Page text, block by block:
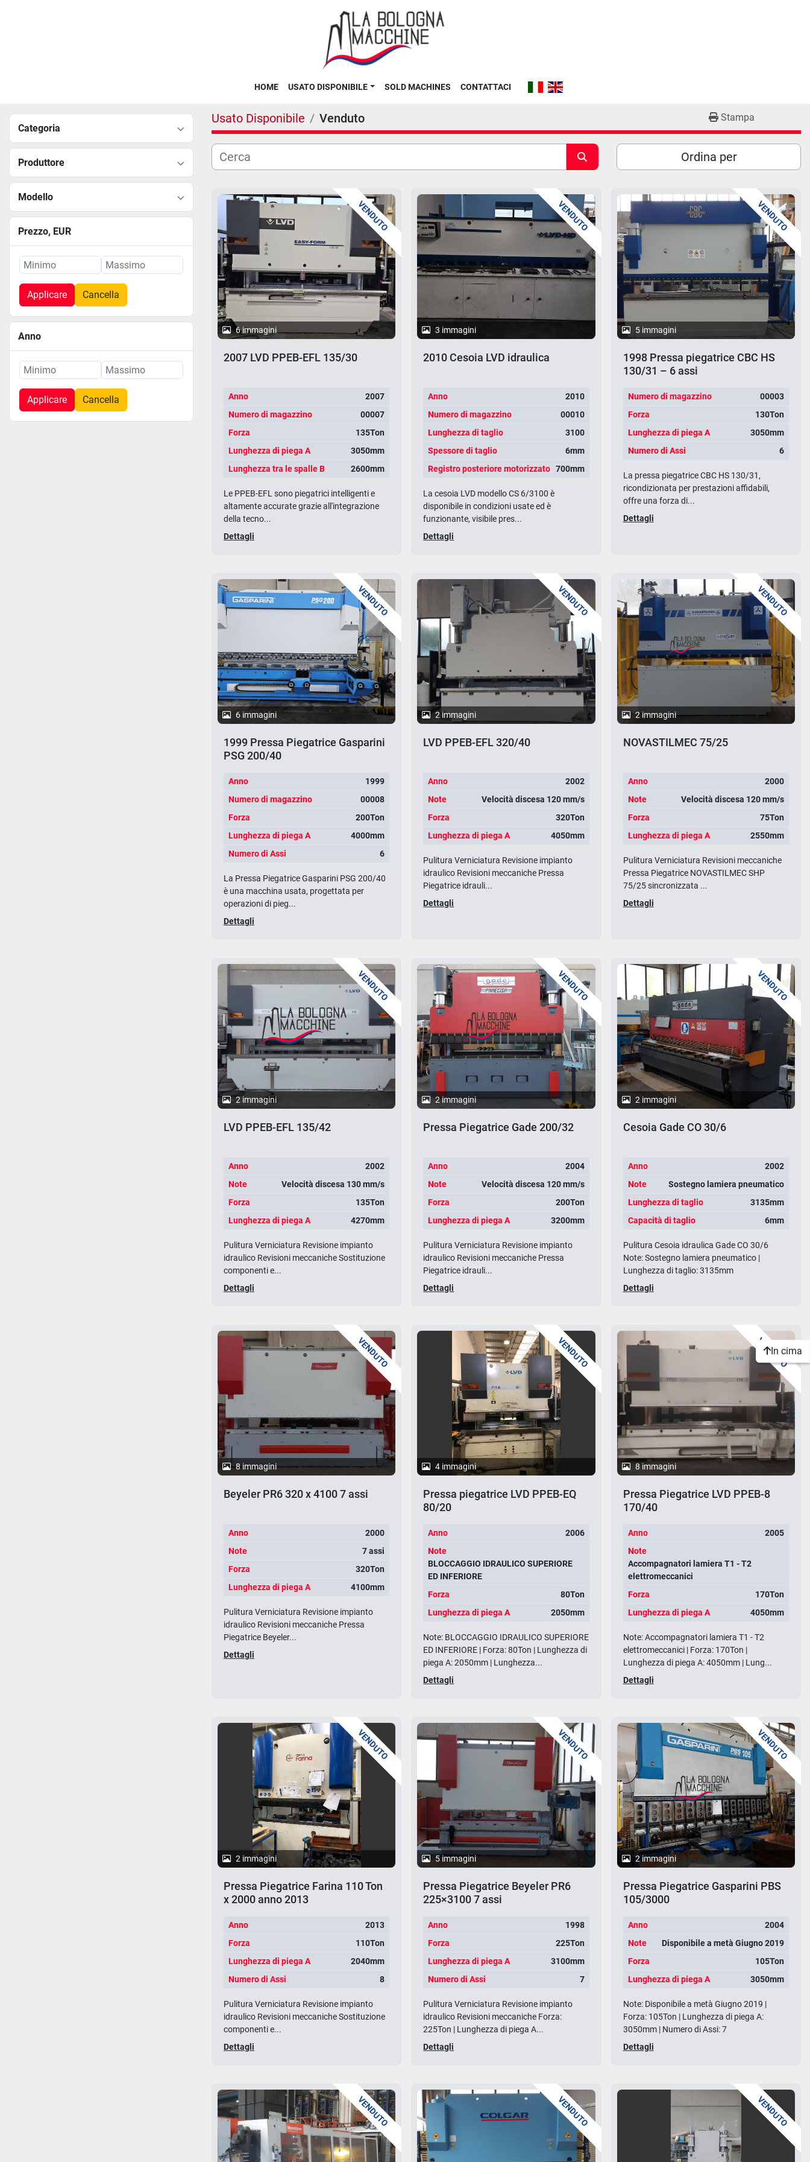
HOME USATO DISPONIBILE SOLD MACHINES CONTATTACI
Categoria
Produttore
Modello
Prezzo, EUR
Applicare Cancella
Anno
Applicare Cancella
Usato Disponibile Venduto Stampa
Ordina per
VENDUTO
6 immagini
2007 LVD PPEB-EFL 135/30
Anno
2007
Numero di magazzino
00007
Forza
135Ton
Lunghezza di piega A
3050mm
Lunghezza tra le spalle B
2600mm
Le PPEB-EFL sono piegatrici intelligenti e
altamente accurate grazie all'integrazione
della tecno...
Dettagli
VENDUTO
3 immagini
2010 Cesoia LVD idraulica
Anno
2010
Numero di magazzino
00010
Lunghezza di taglio
3100
Spessore di taglio
6mm
Registro posteriore motorizzato 700mm
La cesoia LVD modello CS 6/3100 è
disponibile in condizioni usate ed è
funzionante, visibile pres...
Dettagli
VENDUTO
5 immagini
1998 Pressa piegatrice CBC HS
130/31 – 6 assi
Numero di magazzino
00003
Forza
130Ton
Lunghezza di piega A
3050mm
Numero di Assi
6
La pressa piegatrice CBC HS 130/31,
ricondizionata per prestazioni affidabili,
offre una forza di...
Dettagli
VENDUTO
6 immagini
1999 Pressa Piegatrice Gasparini
PSG 200/40
Anno
1999
Numero di magazzino
00008
Forza
200Ton
Lunghezza di piega A
4000mm
Numero di Assi
6
La Pressa Piegatrice Gasparini PSG 200/40
è una macchina usata, progettata per
operazioni di pieg...
Dettagli
VENDUTO
2 immagini
LVD PPEB-EFL 320/40
Anno
2002
Note
Velocità discesa 120 mm/s
Forza
320Ton
Lunghezza di piega A
4050mm
Pulitura Verniciatura Revisione impianto
idraulico Revisioni meccaniche Pressa
Piegatrice idrauli...
Dettagli
VENDUTO
2 immagini
NOVASTILMEC 75/25
Anno
2000
Note
Velocità discesa 120 mm/s
Forza
75Ton
Lunghezza di piega A
2550mm
Pulitura Verniciatura Revisioni meccaniche
Pressa Piegatrice NOVASTILMEC SHP
75/25 sincronizzata ...
Dettagli
VENDUTO
2 immagini
LVD PPEB-EFL 135/42
Anno
2002
Note
Velocità discesa 130 mm/s
Forza
135Ton
Lunghezza di piega A
4270mm
Pulitura Verniciatura Revisione impianto
idraulico Revisioni meccaniche Sostituzione
componenti e...
Dettagli
VENDUTO
2 immagini
Pressa Piegatrice Gade 200/32
Anno
2004
Note
Velocità discesa 120 mm/s
Forza
200Ton
Lunghezza di piega A
3200mm
Pulitura Verniciatura Revisione impianto
idraulico Revisioni meccaniche Pressa
Piegatrice idrauli...
Dettagli
VENDUTO
2 immagini
Cesoia Gade CO 30/6
Anno
2002
Note
Sostegno lamiera pneumatico
Lunghezza di taglio
3135mm
Capacità di taglio
6mm
Pulitura Cesoia idraulica Gade CO 30/6
Note: Sostegno lamiera pneumatico |
Lunghezza di taglio: 3135mm
Dettagli
VENDUTO
8 immagini
Beyeler PR6 320 x 4100 7 assi
Anno
2000
Note
7 assi
Forza
320Ton
Lunghezza di piega A
4100mm
Pulitura Verniciatura Revisione impianto
idraulico Revisioni meccaniche Pressa
Piegatrice Beyeler...
Dettagli
VENDUTO
4 immagini
Pressa piegatrice LVD PPEB-EQ
80/20
Anno
2006
Note
BLOCCAGGIO IDRAULICO SUPERIORE
ED INFERIORE
Forza
80Ton
Lunghezza di piega A
2050mm
Note: BLOCCAGGIO IDRAULICO SUPERIORE
ED INFERIORE | Forza: 80Ton | Lunghezza di
piega A: 2050mm | Lunghezza...
Dettagli
VENDUTO
8 immagini
Pressa Piegatrice LVD PPEB-8
170/40
Anno
2005
Note
Accompagnatori lamiera T1 - T2
elettromeccanici
Forza
170Ton
Lunghezza di piega A
4050mm
Note: Accompagnatori lamiera T1 - T2
elettromeccanici | Forza: 170Ton |
Lunghezza di piega A: 4050mm | Lung...
Dettagli
VENDUTO
2 immagini
Pressa Piegatrice Farina 110 Ton
x 2000 anno 2013
Anno
2013
Forza
110Ton
Lunghezza di piega A
2040mm
Numero di Assi
8
Pulitura Verniciatura Revisione impianto
idraulico Revisioni meccaniche Sostituzione
componenti e...
Dettagli
VENDUTO
5 immagini
Pressa Piegatrice Beyeler PR6
225×3100 7 assi
Anno
1998
Forza
225Ton
Lunghezza di piega A
3100mm
Numero di Assi
7
Pulitura Verniciatura Revisione impianto
idraulico Revisioni meccaniche Forza:
225Ton | Lunghezza di piega A...
Dettagli
VENDUTO
2 immagini
Pressa Piegatrice Gasparini PBS
105/3000
Anno
2004
Note
Disponibile a metà Giugno 2019
Forza
105Ton
Lunghezza di piega A
3050mm
Note: Disponibile a metà Giugno 2019 |
Forza: 105Ton | Lunghezza di piega A:
3050mm | Numero di Assi: 7
Dettagli
VENDUTO VENDUTO VENDUTO
In cima